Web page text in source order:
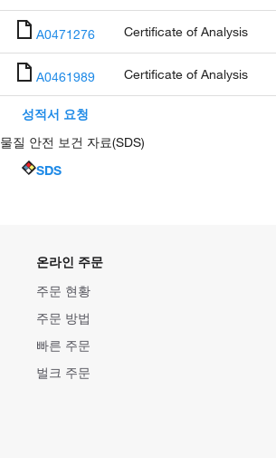
A0471276 Certificate of Analysis
A0461989 Certificate of Analysis
성적서 요청
물질 안전 보건 자료(SDS)
SDS
온라인 주문
주문 현황
주문 방법
빠른 주문
벌크 주문